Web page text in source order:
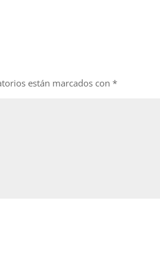
están marcados con*